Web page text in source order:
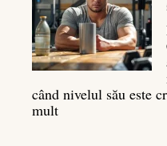
pentru
un
spate
masiv
când nivelul său este
mult: